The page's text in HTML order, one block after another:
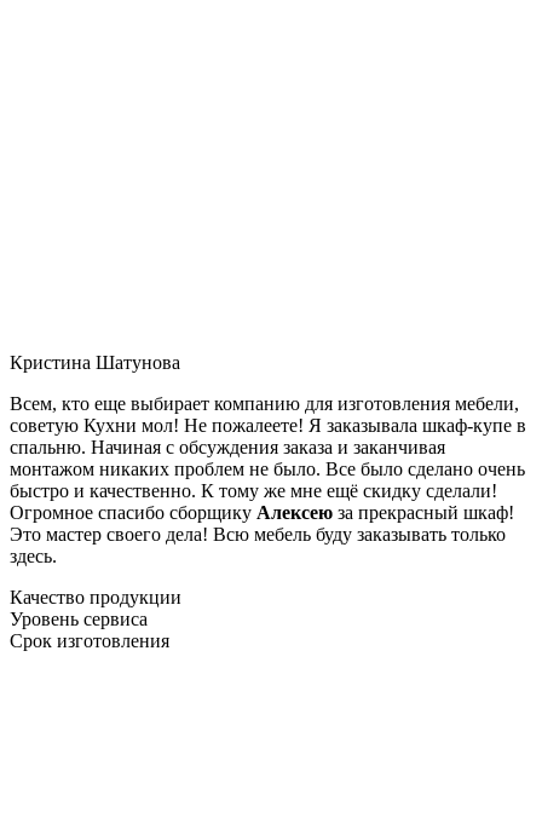
Кристина Шатунова
Всем, кто еще выбирает компанию для изготовления мебели,
советую Кухни мол! Не пожалеете! Я заказывала шкаф-купе в
спальню. Начиная с обсуждения заказа и заканчивая
монтажом никаких проблем не было. Все было сделано очень
быстро и качественно. К тому же мне ещё скидку сделали!
Огромное спасибо сборщику Алексею за прекрасный шкаф!
Это мастер своего дела! Всю мебель буду заказывать только
здесь.
Качество продукции
Уровень сервиса
Срок изготовления